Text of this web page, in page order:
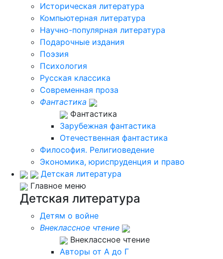
Историческая литература
Компьютерная литература
Научно-популярная литература
Подарочные издания
Поэзия
Психология
Русская классика
Современная проза
Фантастика
Фантастика
Зарубежная фантастика
Отечественная фантастика
Философия. Религиоведение
Экономика, юриспруденция и право
Детская литература
Главное меню
Детская литература
Детям о войне
Внеклассное чтение
Внеклассное чтение
Авторы от А до Г